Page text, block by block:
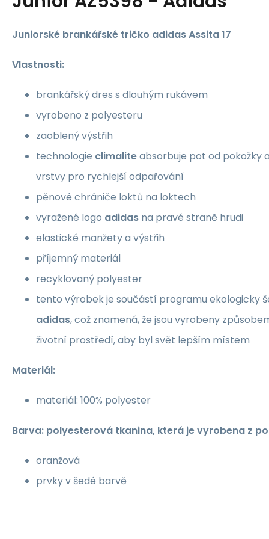
Juniorské brankářské tričko adidas Assita 17
Vlastnosti:
brankářský dres s dlouhým rukávem
vyrobeno z polyesteru
zaoblený výstřih
technologie climaliteabsorbuje pot od pokožky
vrstvy pro rychlejší odpařování
pěnové chrániče loktů na loktech
vyražené logo adidas na pravé straně hrudi
elastické manžety a výstřih
příjemný materiál
recyklovaný polyester
tento výrobek je součástí programu ekologicky
adidas, což znamená, že jsou vyrobeny
životní prostředí, aby byl svět lepším místem
Materiál:
materiál: 100% polyester
Barva: polyesterová tkanina, která je vyrobena z
oranžová
prvky v šedé barvě